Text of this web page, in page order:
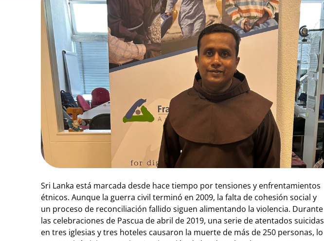
Sri Lanka está marcada desde hace tiempo por tensiones y enfrentamientos
étnicos. Aunque la guerra civil terminó en 2009, la falta de cohesión social y
un proceso de reconciliación fallido siguen alimentando la violencia. Durante
las celebraciones de Pascua de abril de 2019, una serie de atentados suicidas
en tres iglesias y tres hoteles causaron la muerte de más de 250 personas, lo